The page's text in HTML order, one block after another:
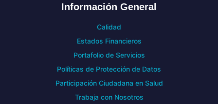
Información General
Calidad
Estados Financieros
Portafolio de Servicios
Políticas de Protección de Datos
Participación Ciudadana en Salud
Trabaja con Nosotros